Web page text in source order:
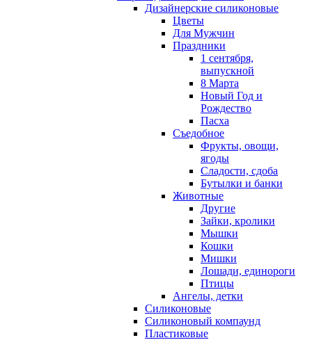
Дизайнерские силиконовые
Цветы
Для Мужчин
Праздники
1 сентября,
выпускной
8 Марта
Новый Год и
Рождество
Пасха
Съедобное
Фрукты, овощи,
ягоды
Сладости, сдоба
Бутылки и банки
Животные
Другие
Зайки, кролики
Мышки
Кошки
Мишки
Лошади, единороги
Птицы
Ангелы, детки
Силиконовые
Силиконовый компаунд
Пластиковые